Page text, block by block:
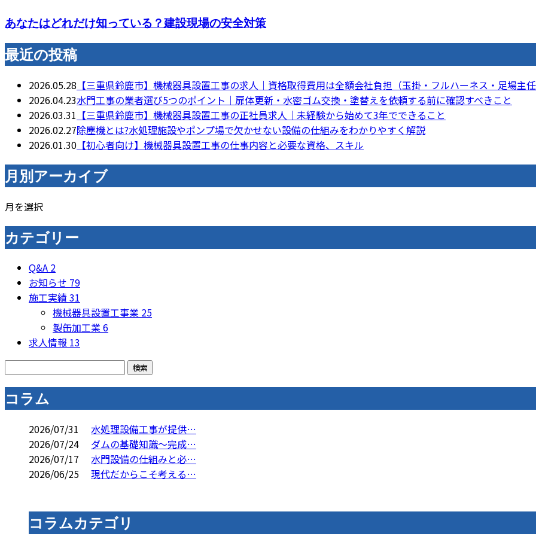
あなたはどれだけ知っている？建設現場の安全対策
最近の投稿
2026.05.28 【三重県鈴鹿市】機械器具設置工事の求人｜資格取得費用は全額会社負担（玉掛・フルハーネス・足場主
2026.04.23水門工事の業者選び5つのポイント｜扉体更新・水密ゴム交換・塗替えを依頼する前に確認すべきこと
2026.03.31 【三重県鈴鹿市】機械器具設置工事の正社員求人｜未経験から始めて3年でできること
2026.02.27除塵機とは?水処理施設やポンプ場で欠かせない設備の仕組みをわかりやすく解説
2026.01.30 【初心者向け】機械器具設置工事の仕事内容と必要な資格、スキル
月別アーカイブ
月を選択
カテゴリー
Q&A 2
お知らせ 79
施工実績31
機械器具設置工事業 25
製缶加工業6
求人情報 13
コラム
2026/07/31
水処理設備工事が提供…
2026/07/24
ダムの基礎知識～完成…
2026/07/17
水門設備の仕組みと必…
2026/06/25
現代だからこそ考える…
コラムカテゴリ